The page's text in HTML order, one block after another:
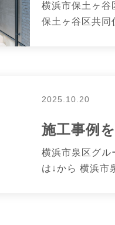
横浜市保土ヶ谷
保土ヶ谷区共同
2025.10.20
施工事例
横浜市泉区グル
は↓から 横浜市